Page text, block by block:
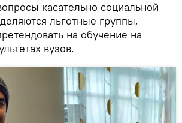
касательно социальной
льготные группы,
на обучение на
вузов.